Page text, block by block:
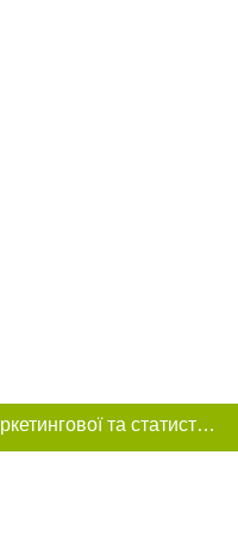
Цей сайт використовує «cookies». Також веб-сайт використовує інтернет-сервіс для збору технічних даних стосовно відвідувачів з метою отримання маркетингової та статистичної інформації. Умови обробки даних відвідувачів сайту див.